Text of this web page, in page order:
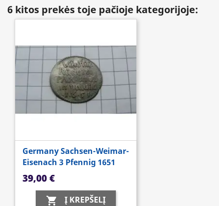
6 kitos prekės toje pačioje kategorijoje:
Germany Sachsen-Weimar-
Eisenach 3 Pfennig 1651
Kaina
39,00 €
 Į KREPŠELĮ